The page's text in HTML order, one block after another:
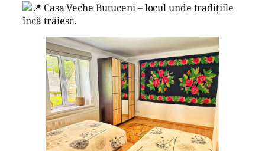
Casa Veche Butuceni – locul unde tradițiile
încă trăiesc.